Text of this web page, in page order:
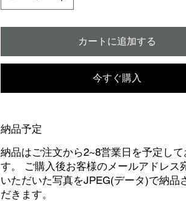
カートに追加する
今すぐ購入
納品予定
納品はご注文から2~8営業日を予定して
す。 ご購入後お客様のメールアドレス
いただいた写真をJPEG(データ)で納品
だきます。